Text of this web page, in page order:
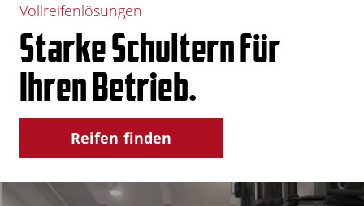
Vollreifenlösungen
Starke Schultern für
Ihren Betrieb.
Reifen finden